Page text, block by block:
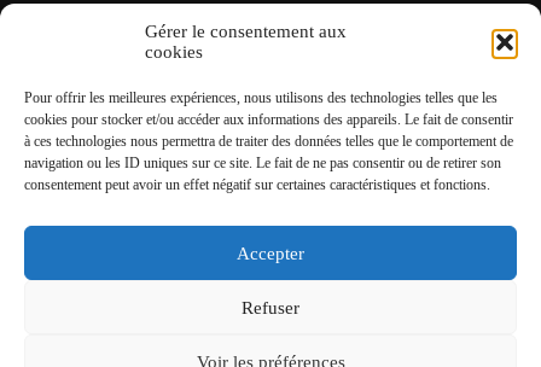
Gérer le consentement aux
cookies
Pour offrir les meilleures expériences, nous utilisons des technologies telles que les
cookies pour stocker et/ou accéder aux informations des appareils. Le fait de consentir
à ces technologies nous permettra de traiter des données telles que le comportement de
navigation ou les ID uniques sur ce site. Le fait de ne pas consentir ou de retirer son
consentement peut avoir un effet négatif sur certaines caractéristiques et fonctions.
Accepter
Refuser
Voir les préférences
✆06 22 39 73 24
✉contact@amgh-immobilier.com
Copyright © 2026 - André Machado Gonzalez Immobilier